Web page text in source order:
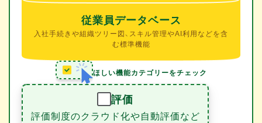
従業員データベース
入社手続きや組織ツリー図、スキル管理やAI利用などを含
む標準機能
ほしい機能カテゴリーをチェック
評価
評価制度のクラウド化や自動評価など